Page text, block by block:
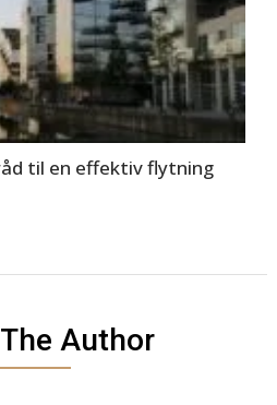
til en effektiv flytning
Author